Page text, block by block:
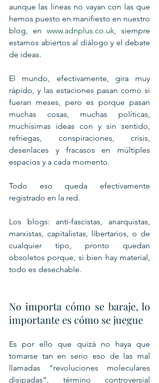
aunque las líneas no vayan con las que
hemos puesto en manifiesto en nuestro
blog, en www.adnplus.co.uk, siempre
estamos abiertos al diálogo y el debate
de ideas.
El mundo, efectivamente, gira muy
rápido, y las estaciones pasan como si
fueran meses, pero es porque pasan
muchas cosas, muchas políticas,
muchísimas ideas con y sin sentido,
refriegas, conspiraciones, crisis,
desenlaces y fracasos en múltiples
espacios y a cada momento.
Todo eso queda efectivamente
registrado en la red.
Los blogs: anti-fascistas, anarquistas,
marxistas, capitalistas, libertarios, o de
cualquier tipo, pronto quedan
obsoletos porque, si bien hay material,
todo es desechable.
No importa cómo se baraje, lo
importante es cómo se juegue
Es por ello que quizá no haya que
tomarse tan en serio eso de las mal
llamadas “revoluciones moleculares
disipadas”, término controversial